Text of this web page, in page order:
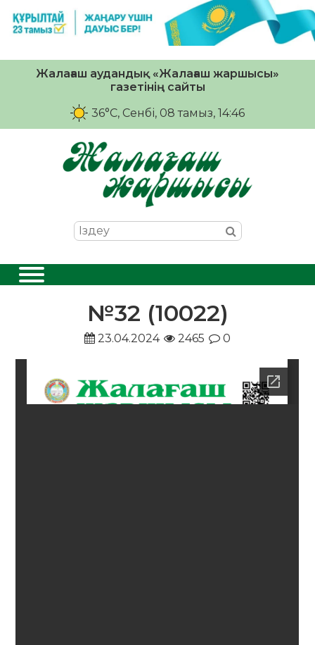
Жалағаш аудандық «Жалағаш жаршысы»
газетінің сайты
36°C, Сенбі, 08 тамыз, 14:46
№32 (10022)
23.04.2024 2465 0